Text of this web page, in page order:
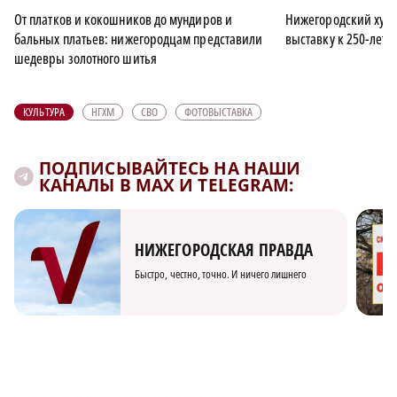
От платков и кокошников до мундиров и
бальных платьев: нижегородцам представили
шедевры золотного шитья
Нижегородский
выставку к 250-
КУЛЬТУРА НГХМ СВО ФОТОВЫСТАВКА
ПОДПИСЫВАЙТЕСЬ НА НАШИ
КАНАЛЫ В MAX И TELEGRAM:
НИЖЕГОРОДСКАЯ ПРАВДА
Быстро, честно, точно. И ничего лишнего